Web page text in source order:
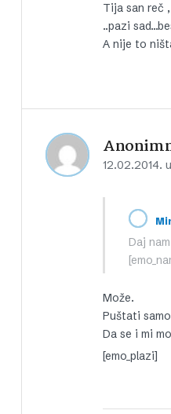
Tija san reč
..pazi
A nije to
12.02.2014.
Daj
Može.
Puštati
Da se i mi
[emo_plazi]